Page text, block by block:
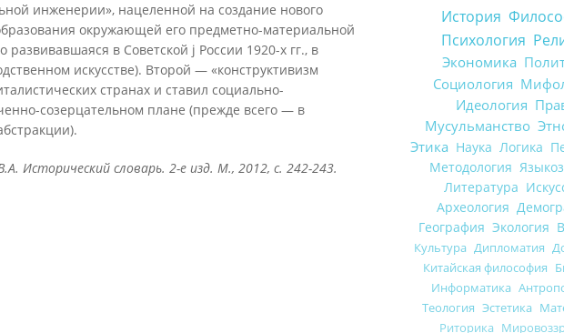
инженерии», нацеленной на создание нового
окружающей его предметно-материальной
в Советской j России 1920-х гг., в
искусстве). Второй — «конструктивизм
странах и ставил социально-
созерцательном плане (прежде всего — в
Исторический словарь. 2-е изд. М., 2012, с. 242-243.
История
Психология
Экономика
Социология
Идеология
Мусульманство
Этика Наука Логика
Методология
Литература
Археология
География Экология
Культура Дипломатия
Китайская философия
Информатика
Теология Эстетика
Риторика